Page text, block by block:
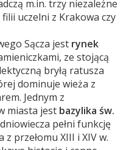
m.in. trzy niezależne
uczelni z Krakowa czy
Sącza jest rynek
ze stojącą
bryłą ratusza
dominuje wieża z
Jednym z
miasta jest bazylika św.
pełni funkcję
przełomu XIII i XIV w.